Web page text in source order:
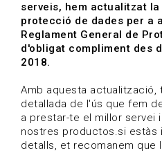
HOME / BLOG
Convocatòries, activitats
serveis, hem actualitzat
protecció de dades per a
Reglament General de
d'obligat compliment des
2018.
Amb aquesta
detallada de l'ús que fem
a prestar-te el millor servei
nostres productos.si estàs
detalls, et recomanem que